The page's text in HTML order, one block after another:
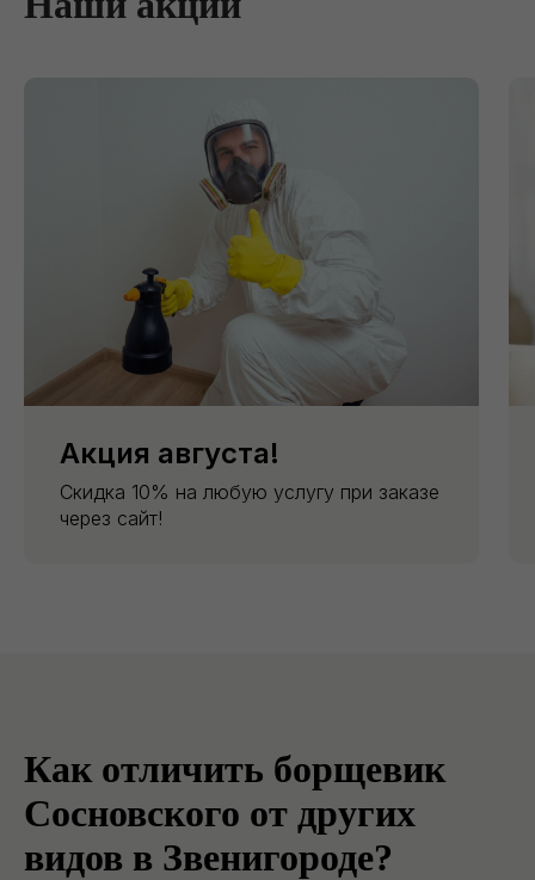
Акция августа!
Скидка 10% на любую услугу при заказе
через сайт!
Как отличить борщевик
Сосновского от других
видов в Звенигороде?